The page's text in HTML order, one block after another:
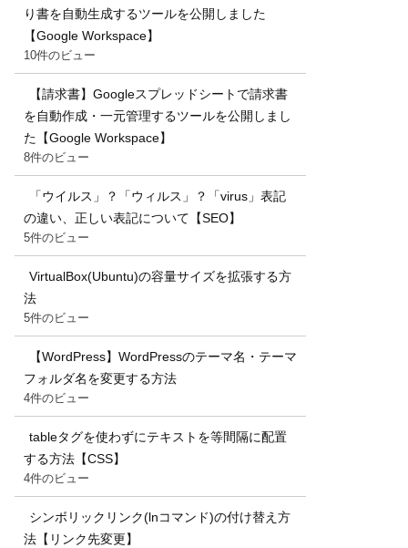
り書を自動生成するツールを公開しました
【Google Workspace】
10件のビュー
【請求書】Googleスプレッドシートで請求書
を自動作成・一元管理するツールを公開しまし
た【Google Workspace】
8件のビュー
「ウイルス」？「ウィルス」？「virus」表記
の違い、正しい表記について【SEO】
5件のビュー
VirtualBox(Ubuntu)の容量サイズを拡張する方
法
5件のビュー
【WordPress】WordPressのテーマ名・テーマ
フォルダ名を変更する方法
4件のビュー
tableタグを使わずにテキストを等間隔に配置
する方法【CSS】
4件のビュー
シンボリックリンク(lnコマンド)の付け替え方
法【リンク先変更】